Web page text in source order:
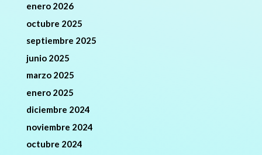
enero 2026
octubre 2025
septiembre 2025
junio 2025
marzo 2025
enero 2025
diciembre 2024
noviembre 2024
octubre 2024